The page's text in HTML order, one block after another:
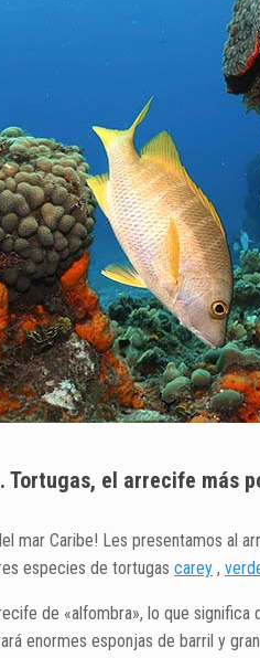
Tortugas, el arrecife más
mar Caribe! Les presentamos al
especies de tortugas carey ,
de «alfombra», lo que
enormes esponjas de barril y